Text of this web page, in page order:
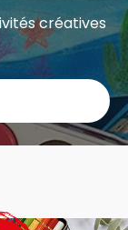
créatives